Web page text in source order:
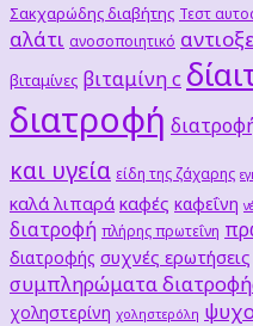
Σακχαρώδης διαβήτης Τεστ
αλάτι ανοσοποιητικό
βιταμίνες βιταμίνη c
διατροφή
και υγεία είδη της ζάχαρης
καλά λιπαρά καφές καφεΐνη
διατροφή πλήρης πρωτεΐνη
διατροφής συχνές ερωτήσεις
συμπληρώματα
χοληστερίνη χοληστερόλη